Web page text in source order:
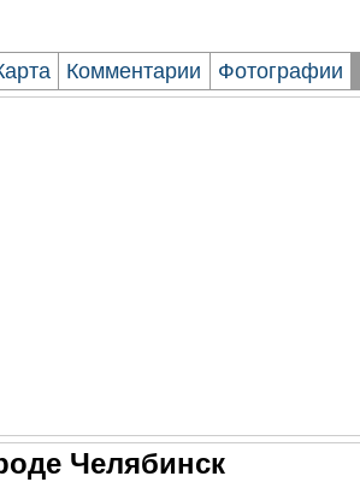
Комментарии Фотографии
Челябинск